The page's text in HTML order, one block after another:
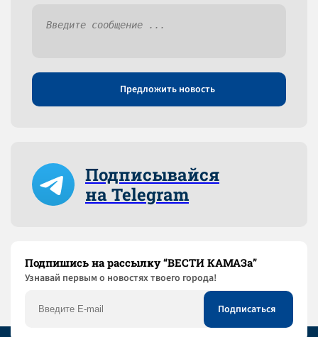
Предложить новость
Подписывайся
на Telegram
Подпишись на рассылку “ВЕСТИ КАМАЗа”
Узнaвай первым о новостях твоего города!